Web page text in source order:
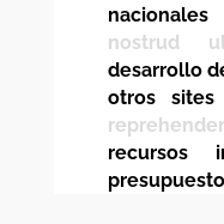
nostrud
desarrollo
otros sites
recursos
presupuesto